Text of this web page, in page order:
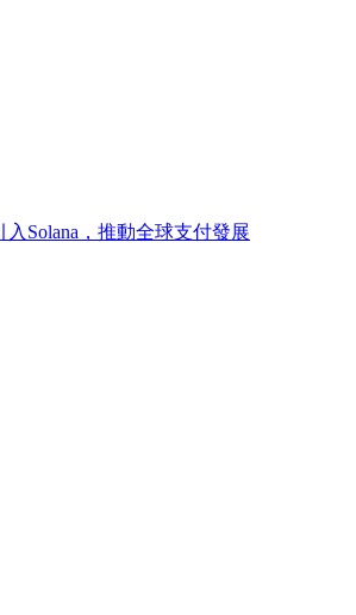
入 Solana ， 推動全球支付發展